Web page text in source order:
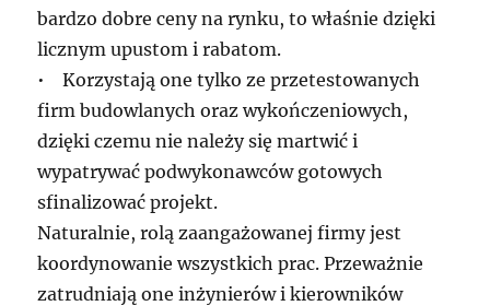
bardzo dobre ceny na rynku, to właśnie dzięki
licznym upustom i rabatom.
• Korzystają one tylko ze przetestowanych
firm budowlanych oraz wykończeniowych,
dzięki czemu nie należy się martwić i
wypatrywać podwykonawców gotowych
sfinalizować projekt.
Naturalnie, rolą zaangażowanej firmy jest
koordynowanie wszystkich prac. Przeważnie
zatrudniają one inżynierów i kierowników